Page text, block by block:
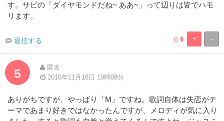
す。サビの「ダイヤモンドだね~ ああ~」って辺りは皆でハモ
リます。
-
+
0%100%
0
返信する
5
匿名
2016年11月18日 19時08分
ありがちですが、やっぱり「M」ですね。歌詞自体は失恋がテ
ーマであまり好きではなかったんですが、メロディが気に入り